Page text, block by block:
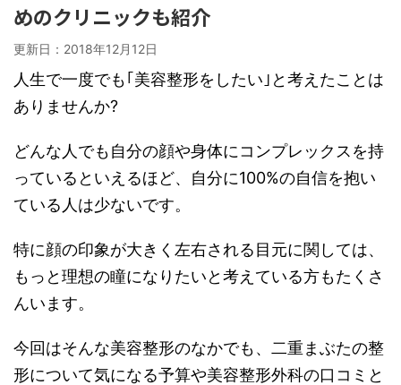
めのクリニックも紹介
更新日： 2018年12月12日
人生で一度でも｢美容整形をしたい｣と考えたことは
ありませんか?
どんな人でも自分の顔や身体にコンプレックスを持
っているといえるほど、自分に100%の自信を抱い
ている人は少ないです。
特に顔の印象が大きく左右される目元に関しては、
もっと理想の瞳になりたいと考えている方もたくさ
んいます。
今回はそんな美容整形のなかでも、二重まぶたの整
形について気になる予算や美容整形外科の口コミと